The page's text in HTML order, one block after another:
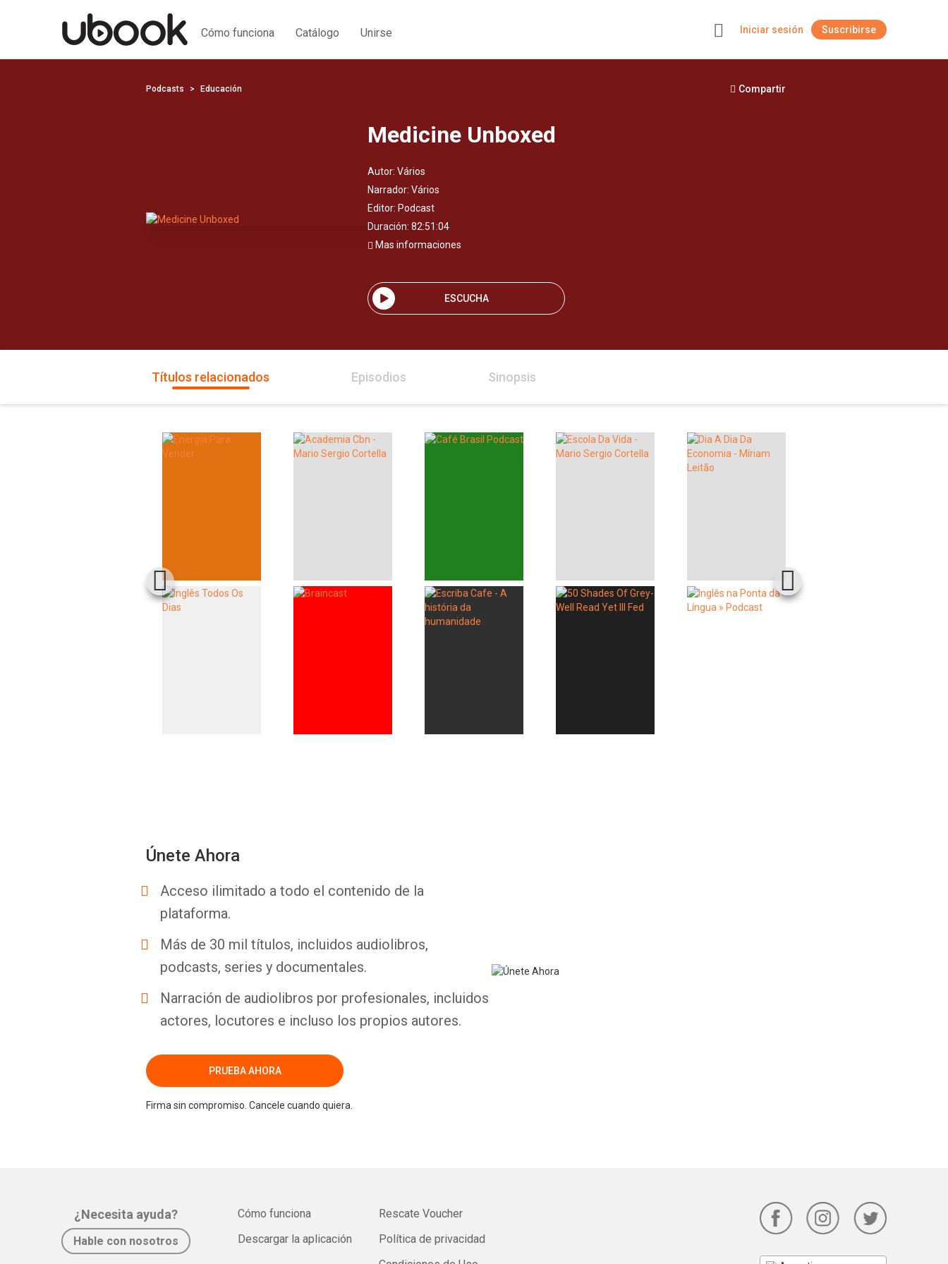
Cómo funciona Catálogo Unirse Iniciar sesión Suscribirse
Podcasts Educación Compartir
Medicine Unboxed
Autor: Vários
Narrador: Vários
Editor: Podcast
Duración: 82:51:04
Mas informaciones
ESCUCHA
Títulos relacionados Episodios Sinopsis
Únete Ahora
Acceso ilimitado a todo el contenido de la
plataforma.
Más de 30 mil títulos, incluidos audiolibros,
podcasts, series y documentales.
Narración de audiolibros por profesionales, incluidos
actores, locutores e incluso los propios autores.
PRUEBA AHORA
Firma sin compromiso. Cancele cuando quiera.
¿Necesita ayuda?
Hable con nosotros
Cómo funciona
Descargar la aplicación
Rescate Voucher
Política de privacidad